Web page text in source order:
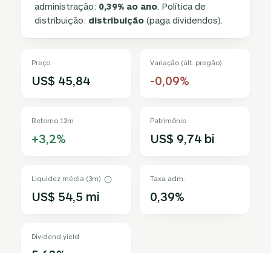
administração: 0,39% ao ano. Política de
distribuição: distribuição (paga dividendos).
Preço
US$ 45,84
Variação (últ. pregão)
-0,09%
Retorno 12m
+3,2%
Patrimônio
US$ 9,74 bi
Liquidez média (3m)
US$ 54,5 mi
Taxa adm.
0,39%
Dividend yield